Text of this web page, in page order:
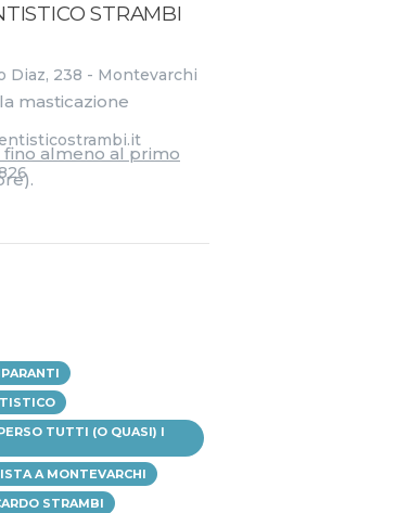
masticazione
almeno al primo
STRAMBI
Diaz, 238 - Montevarchi
TUTTI (O QUASI) I
A MONTEVARCHI
STRAMBI